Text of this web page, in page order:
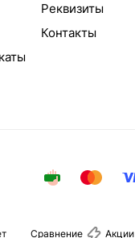
Реквизиты
Контакты
Сравнение Акции